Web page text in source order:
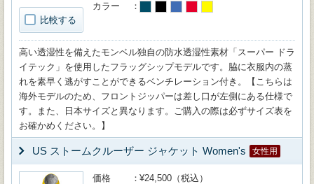
比較する
カラー
高い透湿性を備えたモンベル独自の防水透湿性素材「スーパー ドラ
イテック」を使用したフラッグシップモデルです。脇に衣服内の蒸
れを素早く逃がすことができるベンチレーション付き。【こちらは
海外モデルのため、フロントジッパーは差し口が左側にある仕様で
す。また、日本サイズと異なります。ご購入の際は必ずサイズ表を
お確かめください。】
US ストームクルーザー ジャケット Women's 女性用
価格
¥24,500（税込）